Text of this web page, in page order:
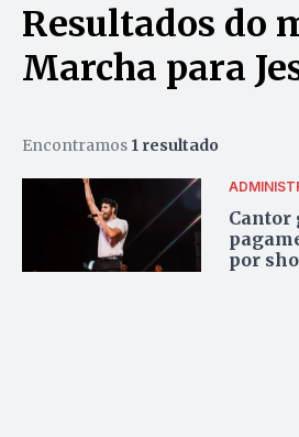
Resultados do
Marcha para
Encontramos 1 resultado
Cantor
por